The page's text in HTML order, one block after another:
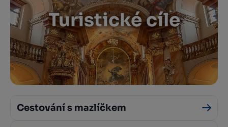
Turistické cíle
Cestování s mazlíčkem